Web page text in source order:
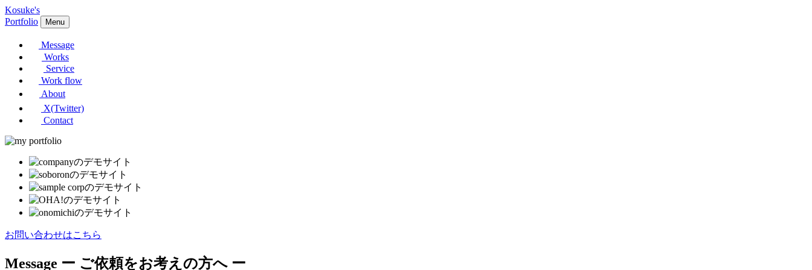
Kosuke's
Portfolio
Menu
Message
Works
Service
Work flow
About
X(Twitter)
Contact
お問い合わせはこちら
Message ー ご依頼をお考えの方へ ー